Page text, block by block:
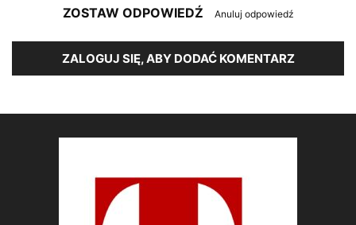
ZOSTAW ODPOWIEDŹ Anuluj odpowiedź
ZALOGUJ SIĘ, ABY DODAĆ KOMENTARZ